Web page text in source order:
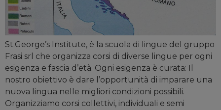
St.George’s Institute, è la scuola di lingue del gruppo
Frasi srl che organizza corsi di diverse lingue per ogni
esigenza e fascia d’età. Ogni esigenza è curata: Il
nostro obiettivo è dare l’opportunità di imparare una
nuova lingua nelle migliori condizioni possibili.
Organizziamo corsi collettivi, individuali e semi